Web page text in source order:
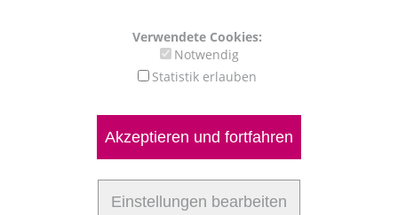
Verwendete Cookies:
Notwendig
Statistik erlauben
Akzeptieren und fortfahren
Einstellungen bearbeiten